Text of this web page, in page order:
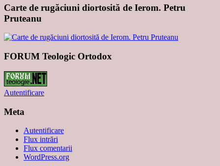
Carte de rugăciuni diortosită de Ierom. Petru
Pruteanu
FORUM Teologic Ortodox
Autentificare
Meta
Autentificare
Flux intrări
Flux comentarii
WordPress.org